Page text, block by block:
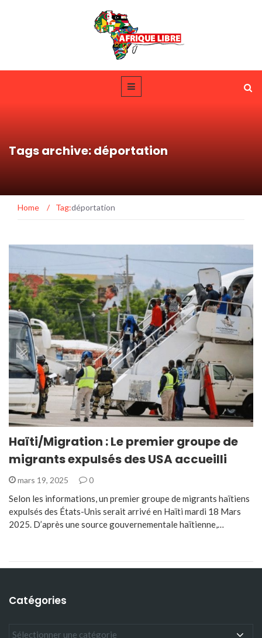
Tags archive: déportation
Home / Tag:déportation
Haïti/Migration : Le premier groupe de
migrants expulsés des USA accueilli
mars 19, 2025 0
Selon les informations, un premier groupe de migrants haïtiens
expulsés des États-Unis serait arrivé en Haïti mardi 18 Mars
2025. D’après une source gouvernementale haïtienne,…
Catégories